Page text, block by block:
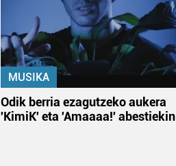
MUSIKA
Odik berria ezagutzeko aukera
'KimiK' eta 'Amaaaa!' abestiekin